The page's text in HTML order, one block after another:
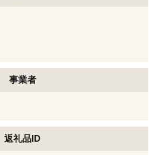
事業者
返礼品ID